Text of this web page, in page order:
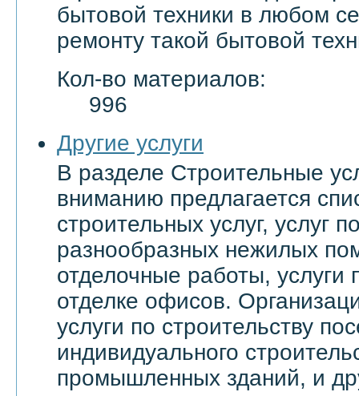
бытовой техники в любом
ремонту такой бытовой
Кол-во материалов:
996
Другие услуги
В разделе Строительные
вниманию предлагается
строительных услуг, услуг
разнообразных нежилых
отделочные работы, услуги
отделке офисов.
услуги по строительству
индивидуального
промышленных зданий, и